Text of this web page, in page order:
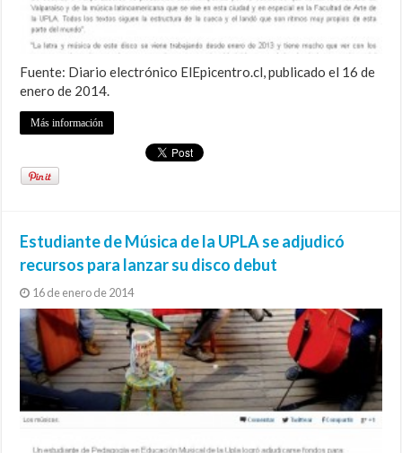
Fuente: Diario electrónico ElEpicentro.cl, publicado el 16 de
enero de 2014.
Más información
Estudiante de Música de la UPLA se adjudicó
recursos para lanzar su disco debut
16 de enero de 2014